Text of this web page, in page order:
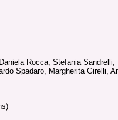
Rocca, Stefania Sandrelli,
Spadaro, Margherita Girelli,